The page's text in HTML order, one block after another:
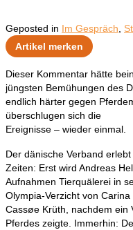
Geposted in Im Gespräch
Artikel merken
Dieser Kommentar hätte
jüngsten Bemühungen des
endlich härter gegen
überschlugen sich die
Ereignisse – wieder einmal.
Der dänische Verband
Zeiten: Erst wird Andreas
Aufnahmen Tierquälerei in
Olympia-Verzicht von Carina
Cassøe Krüth, nachdem ein
Pferdes zeigte. Immerhin: